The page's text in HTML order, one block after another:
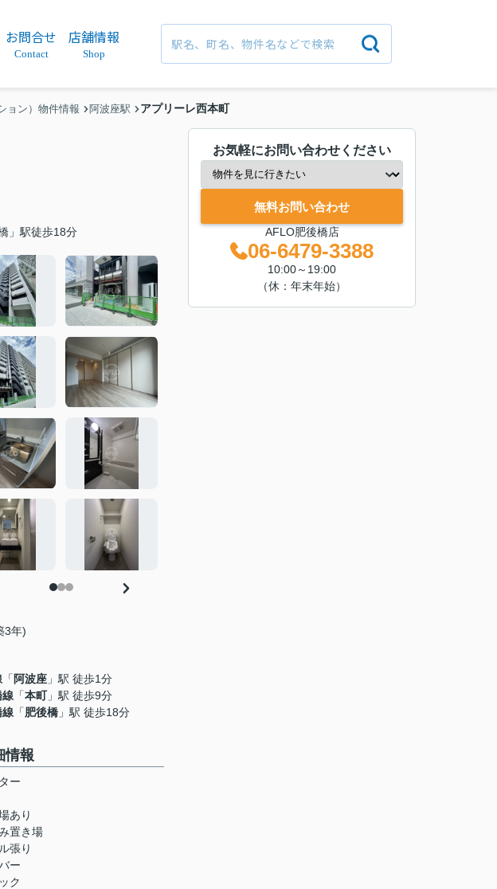
お問合せ
Contact
店舗情報
Shop
ョン）物件情報 阿波座駅 アプリーレ西本町
」駅徒歩18分
3年)
「 阿波座 」駅 徒歩1分
線 「本町」駅 徒歩9分
線 「肥後橋 」駅 徒歩18分
情報
ー
あり
置き場
張り
ー
ク
お気軽にお問い合わせください
無料お問い合わせ
AFLO肥後橋店
06-6479-3388
10:00～19:00
（休：年末年始）